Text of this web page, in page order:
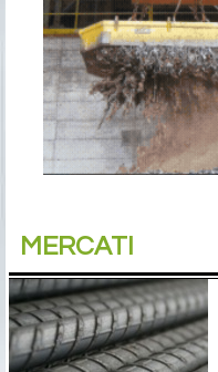
MERCATI